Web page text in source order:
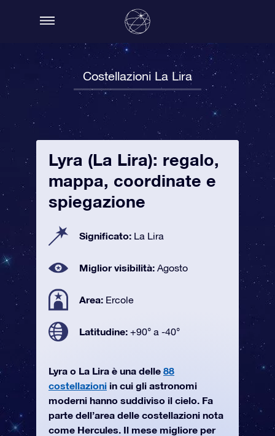
Costellazioni La Lira
Lyra (La Lira): regalo,
mappa, coordinate e
spiegazione
Significato: La Lira
Miglior visibilità: Agosto
Area: Ercole
Latitudine: +90° a -40°
Lyra o La Lira è una delle 88
costellazioni in cui gli astronomi
moderni hanno suddiviso il cielo. Fa
parte dell’area delle costellazioni nota
come Hercules. Il mese migliore per